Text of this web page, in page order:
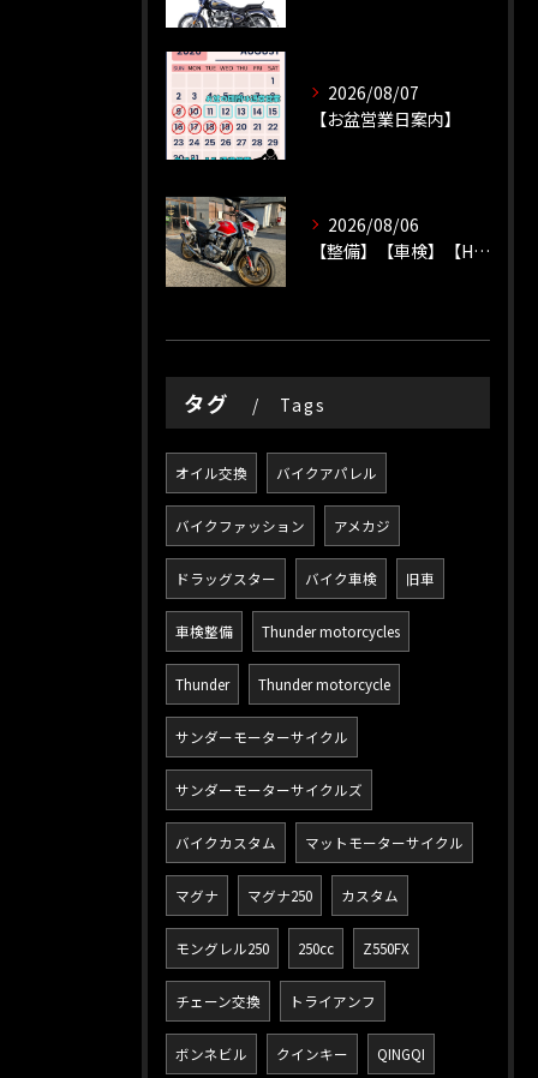
2026/08/07
【お盆営業日案内】
2026/08/06
【整備】【車検】【HONDA】
タグ Tags
オイル交換 バイクアパレル
バイクファッション アメカジ
ドラッグスター バイク車検 旧車
車検整備 Thunder motorcycles
Thunder Thunder motorcycle
サンダーモーターサイクル
サンダーモーターサイクルズ
バイクカスタム マットモーターサイクル
マグナ マグナ250 カスタム
モングレル250 250cc Z550FX
チェーン交換 トライアンフ
ボンネビル クインキー QINGQI